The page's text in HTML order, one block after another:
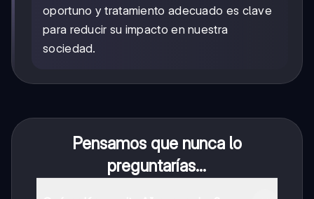
oportuno y tratamiento adecuado es clave
para reducir su impacto en nuestra
sociedad.
Pensamos que nunca lo
preguntarías...